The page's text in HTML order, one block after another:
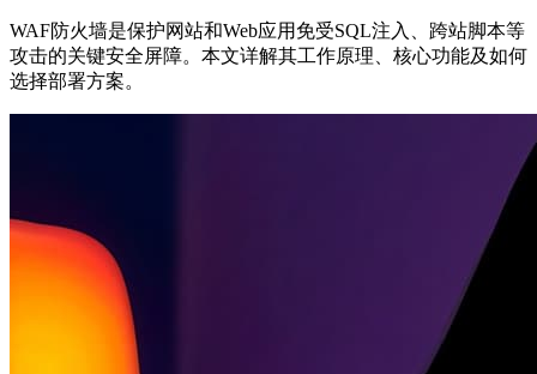
WAF防火墙是保护网站和Web应用免受SQL注入、跨站脚本等
攻击的关键安全屏障。本文详解其工作原理、核心功能及如何
选择部署方案。